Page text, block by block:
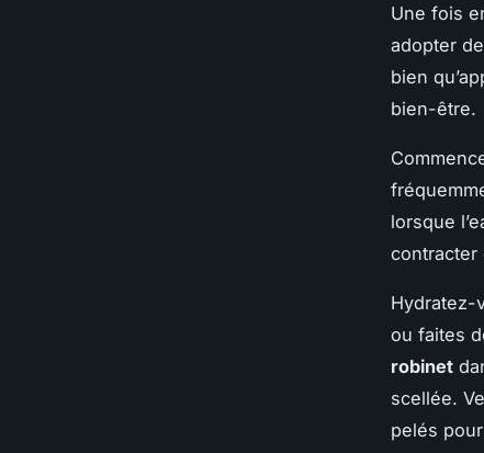
Une fois
adopter
bien
bien-être.
lorsque
contracter
Hydratez-
ou faites
robinet
scellée.
pelés